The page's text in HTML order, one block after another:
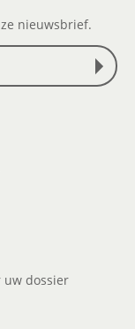
nieuwsbrief.
uw dossier